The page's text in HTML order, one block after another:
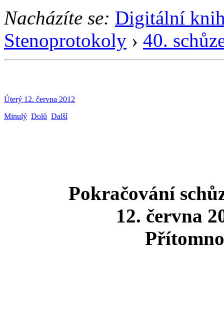
Nacházíte se: Digitální
Stenoprotokoly › 40.
Úterý 12. června 2012
Minulý Dolů Další
Pokračování
12. června